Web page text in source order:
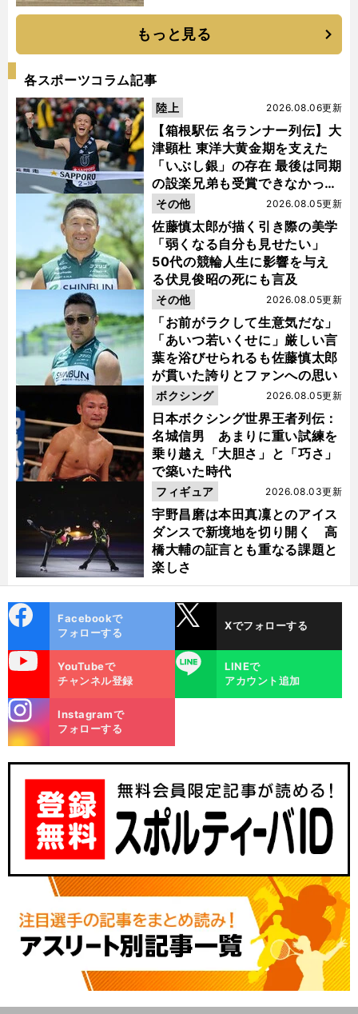
】・狙
もっと見る
各スポーツコラム記事
【箱根駅伝 名ランナー列伝】大
津顕杜 東洋大黄金期を支えた
「いぶし銀」の存在 最後は同期
の設楽兄弟も受賞できなかった
金栗杯に輝く
2026.08.06更新
陸上
佐藤慎太郎が描く引き際の美学
「弱くなる自分も見せたい」
50代の競輪人生に影響を与え
る伏見俊昭の死にも言及
2026.08.05更新
その他
「お前がラクして生意気だな」
「あいつ若いくせに」厳しい言
葉を浴びせられるも佐藤慎太郎
が貫いた誇りとファンへの思い
2026.08.05更新
その他
日本ボクシング世界王者列伝：
名城信男 あまりに重い試練を
乗り越え「大胆さ」と「巧さ」
で築いた時代
2026.08.05更新
ボクシング
宇野昌磨は本田真凜とのアイス
ダンスで新境地を切り開く 高
橋大輔の証言とも重なる課題と
楽しさ
2026.08.03更新
フィギュア
ok
Facebookで
フォローする
Xでフォローする
YouTubeで
チャンネル登録
LINE
LINEで
アカウント追加
m
Instagramで
フォローする